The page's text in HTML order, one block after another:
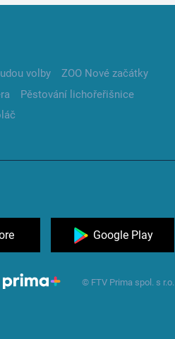
volby
ZOO Nové začátky
Pěstování lichořeřišnice
Google Play
© FTV Prima spol. s r.o.